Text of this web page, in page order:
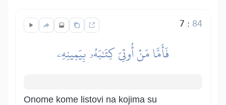
7 : 84
فَأَمَّا مَنۡ أُوتِيَ كِتَٰبَهُۥ بِيَمِينِهِۦ
Onome kome listovi na kojima su